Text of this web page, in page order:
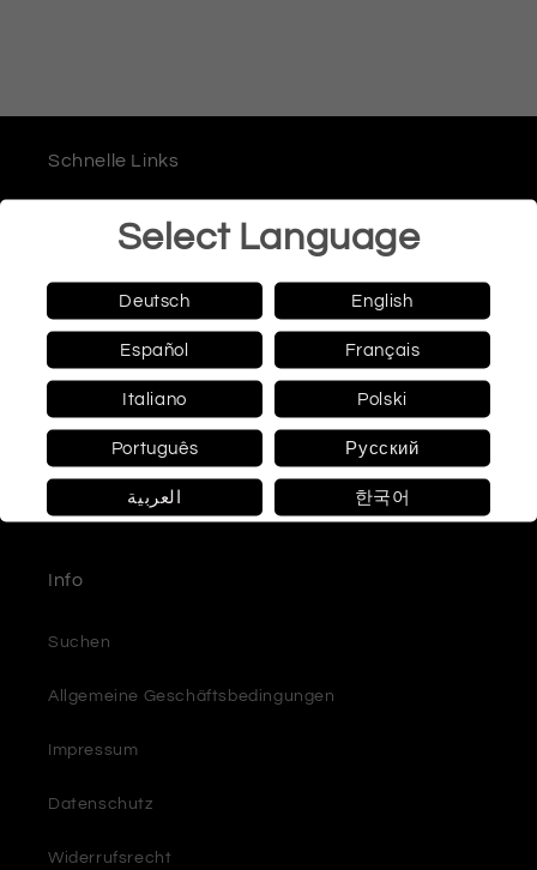
Schnelle Links
Katalog
Literatur
Moderne Numismatik
Info
Suchen
Allgemeine Geschäftsbedingungen
Impressum
Datenschutz
Widerrufsrecht
Select Language
Deutsch English
Español Français
Italiano Polski
Português Русский
العربية 한국어